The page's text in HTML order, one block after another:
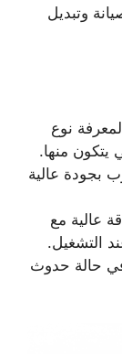
وتبديل
نوع
يتكون منها.
بجودة عالية
عالية مع
التشغيل.
في حالة حدوث